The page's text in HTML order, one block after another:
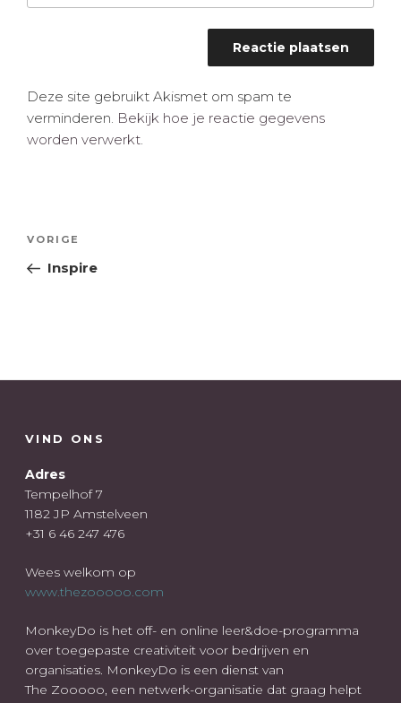
Deze site gebruikt Akismet om spam te
verminderen. Bekijk hoe je reactie gegevens
worden verwerkt.
Vorig
bericht
VORIGE
Inspire
VIND ONS
Adres
Tempelhof 7
1182 JP Amstelveen
+31 6 46 247 476
Wees welkom op
www.thezooooo.com
MonkeyDo is het off- en online leer&doe-programma
over toegepaste creativiteit voor bedrijven en
organisaties. MonkeyDo is een dienst van
The Zooooo, een netwerk-organisatie dat graag helpt